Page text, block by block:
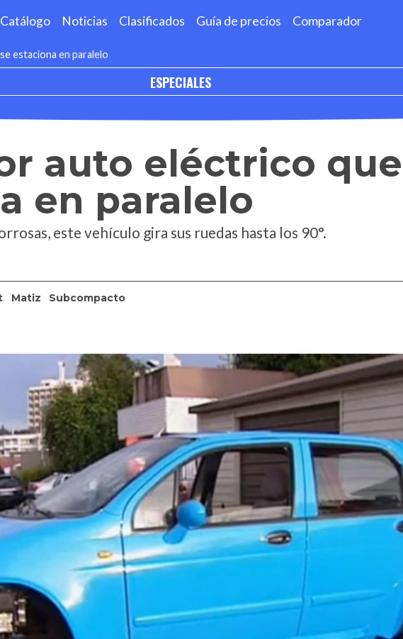
Catálogo Noticias Clasificados Guía de precios Comparador
estaciona en paralelo
ESPECIALES
auto eléctrico
en paralelo
este vehículo gira sus ruedas hasta los 90°.
Matiz Subcompacto